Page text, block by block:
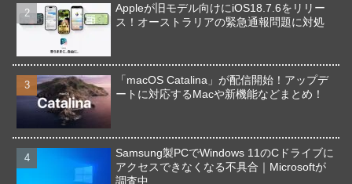
Appleが旧モデル向けにiOS18.7.6をリリー
ス！オーストラリアの緊急通報問題に対処
「macOS Catalina」が配信開始！アップデ
ートに対応するMacや新機能などまとめ！
Samsung製PCでWindows 11のCドライブに
アクセスできなくなる不具合｜Microsoftが
調査中